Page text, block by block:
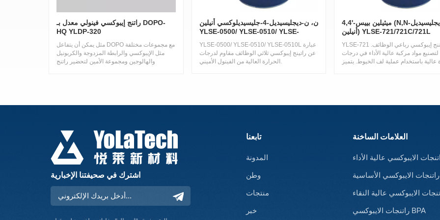
راتنج إيبوكسي فينولي معدل بـ DOPO-
HQ YLDP-320
مثل يمكن أن يتفاعل DOPO مع مجموعات مختلفة
مثل الإيبوكسي والرابطة المزدوجة والكربونيل
والهالوجين ومجموعة الأمين لتحضير راتنج
ن، ن-ديجليسيديل-4-جليسيديلوكسي أنيلين
YLSE-0500/ YLSE-0510/ YLSE-
YLSE-0500/ YLSE-0510/ YLSE-0510L عبارة
عن راتينج إيبوكسي ثلاثي الوظائف مقاوم لدرجات
4,4'-ميثيلين بييس (N,N-ديجليسيديل
أنيلين) YLSE-721/721C/721L
YLSE-721 هو راتنج إيبوكسي رباعي الوظائف.
مواد مركبة عالية الأداء في درجات
عالية باستخدام عملية لف الخيوط. يتميز
اشترك في صحيفتنا الإخبارية
تابعنا
المدونة
وطن
منتجات
خبر
العلامات الساخنة
الايبوكسي عالية الأداء
راتنجات الايبوكسي الأساسية
الايبوكسي عالية النقاء
راتنجات الايبوكسي BPA